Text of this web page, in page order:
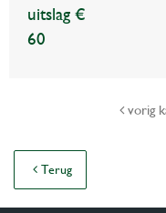
uitslag €
60
vorig
Terug